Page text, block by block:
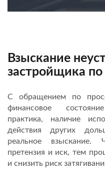
Взыскание
застройщика
С обращением по
финансовое
практика, наличие
действия других
реальное взыскание.
претензия и иск, тем
и снизить риск